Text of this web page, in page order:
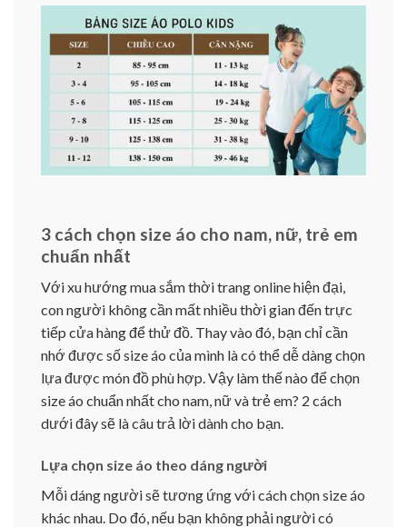
3 cách chọn size áo cho nam, nữ, trẻ em
chuẩn nhất
Với xu hướng mua sắm thời trang online hiện đại,
con người không cần mất nhiều thời gian đến trực
tiếp cửa hàng để thử đồ. Thay vào đó, bạn chỉ cần
nhớ được số size áo của mình là có thể dễ dàng chọn
lựa được món đồ phù hợp. Vậy làm thế nào để chọn
size áo chuẩn nhất cho nam, nữ và trẻ em? 2 cách
dưới đây sẽ là câu trả lời dành cho bạn.
Lựa chọn size áo theo dáng người
Mỗi dáng người sẽ tương ứng với cách chọn size áo
khác nhau. Do đó, nếu bạn không phải người có